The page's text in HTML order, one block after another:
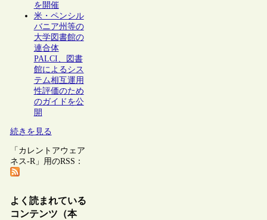
を開催
米・ペンシル
バニア州等の
大学図書館の
連合体
PALCI、図書
館によるシス
テム相互運用
性評価のため
のガイドを公
開
続きを見る
「カレントアウェア
ネス-R」用のRSS：
よく読まれている
コンテンツ（本